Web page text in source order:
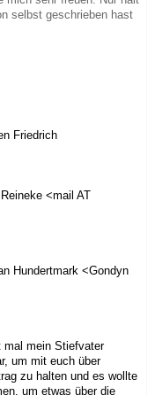
selbst geschrieben hast
Friedrich
<mail AT
Hundertmark <Gondyn
mal mein Stiefvater
um mit euch über
zu halten und es wollte
um etwas über die